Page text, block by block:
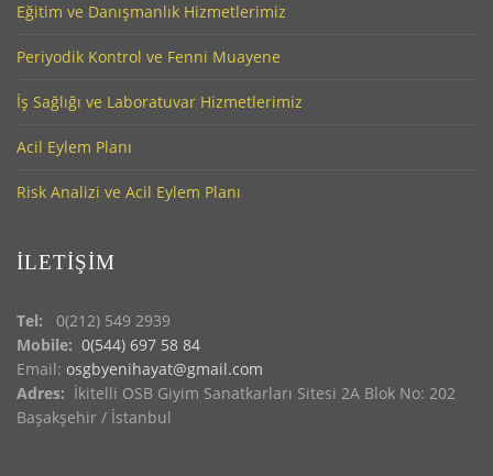
Eğitim ve Danışmanlık Hizmetlerimiz
Periyodik Kontrol ve Fenni Muayene
İş Sağlığı ve Laboratuvar Hizmetlerimiz
Acil Eylem Planı
Risk Analizi ve Acil Eylem Planı
İLETİŞİM
Tel: 0(212) 549 2939
Mobile: 0(544) 697 58 84
Email: osgbyenihayat@gmail.com
Adres: İkitelli OSB Giyim Sanatkarları Sitesi 2A Blok No: 202
Başakşehir / İstanbul